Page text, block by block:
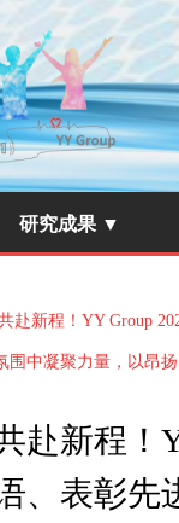
研究成果 ▼
赴新程！
、表彰先
赴新程！YY Group
围中凝聚力量，以昂